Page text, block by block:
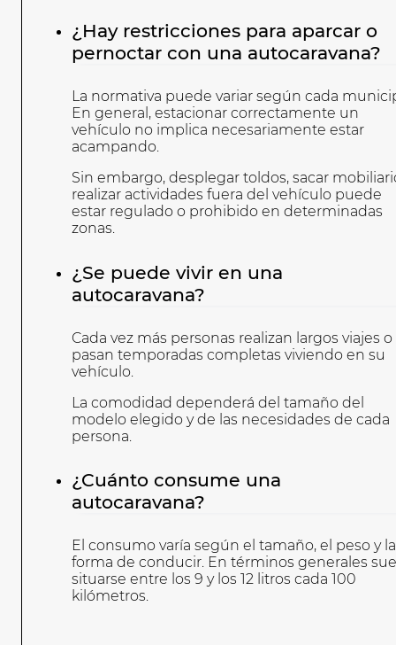
¿Hay restricciones para aparcar o
pernoctar con una autocaravana?
La normativa puede variar según cada
En general, estacionar correctamente un
vehículo no implica necesariamente estar
acampando.
Sin embargo, desplegar toldos, sacar
realizar actividades fuera del vehículo puede
estar regulado o prohibido en determinadas
zonas.
¿Se puede vivir en una
autocaravana?
Cada vez más personas realizan largos viajes o
pasan temporadas completas viviendo en su
vehículo.
La comodidad dependerá del tamaño del
modelo elegido y de las necesidades de cada
persona.
¿Cuánto consume una
autocaravana?
El consumo varía según el tamaño, el peso y la
forma de conducir. En términos generales
situarse entre los 9 y los 12 litros cada 100
kilómetros.